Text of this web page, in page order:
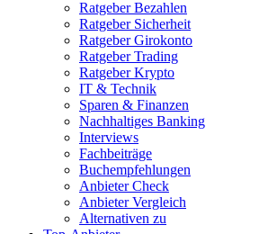
Ratgeber Bezahlen
Ratgeber Sicherheit
Ratgeber Girokonto
Ratgeber Trading
Ratgeber Krypto
IT & Technik
Sparen & Finanzen
Nachhaltiges Banking
Interviews
Fachbeiträge
Buchempfehlungen
Anbieter Check
Anbieter Vergleich
Alternativen zu